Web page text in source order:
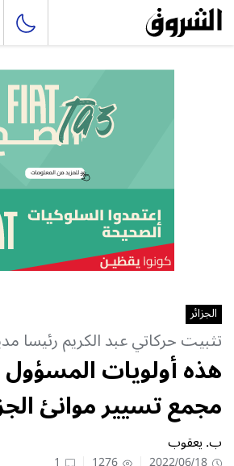
الجزائر
تثبيت حركاتي عبد الكريم رئيسا
هذه أولويات
مجمع تسيير موانئ
ب. يعقوب